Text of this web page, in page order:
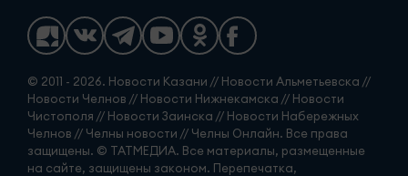
© 2011 - 2026. Новости Казани // Новости Альметьевска //
Новости Челнов // Новости Нижнекамска // Новости
Чистополя // Новости Заинска // Новости Набережных
Челнов // Челны новости // Челны Онлайн. Все права
защищены. © ТАТМЕДИА. Все материалы, размещенные
на сайте, защищены законом. Перепечатка,